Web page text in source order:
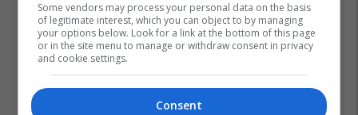
Some vendors may process your personal data on the basis
of legitimate interest, which you can object to by managing
your options below. Look for a link at the bottom of this page
or in the site menu to manage or withdraw consent in privacy
and cookie settings.
Consent